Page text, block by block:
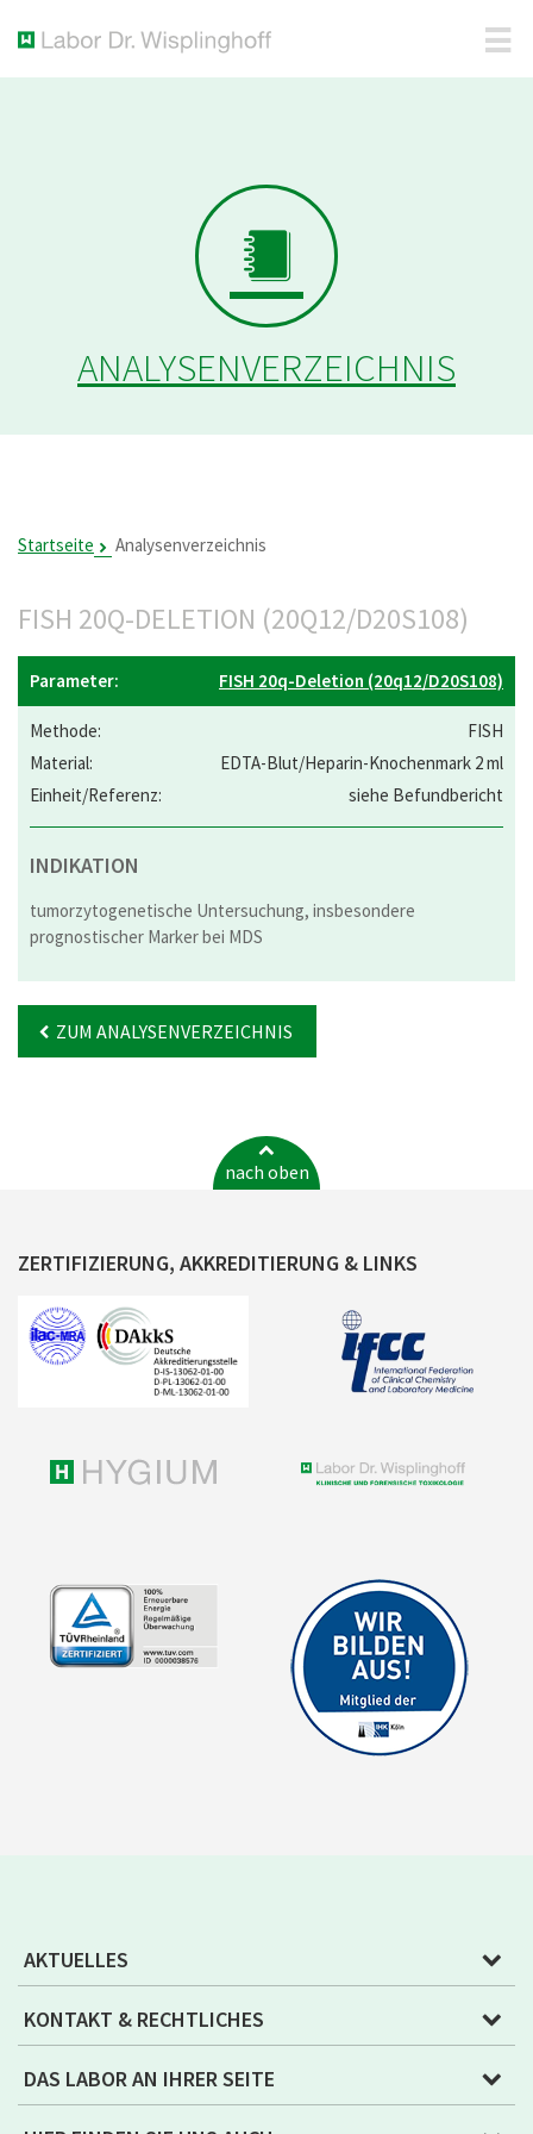
ANALYSENVERZEICHNIS
Startseite Analysenverzeichnis
FISH 20Q-DELETION (20Q12/D20S108)
FISH 20q-Deletion (20q12/D20S108)
FISH
EDTA-Blut/Heparin-Knochenmark 2 ml
siehe Befundbericht
INDIKATION
tumorzytogenetische Untersuchung, insbesondere
prognostischer Marker bei MDS
ZUM ANALYSENVERZEICHNIS
nach oben
ZERTIFIZIERUNG, AKKREDITIERUNG & LINKS
AKTUELLES
KONTAKT & RECHTLICHES
DAS LABOR AN IHRER SEITE